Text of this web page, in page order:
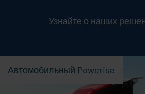
Узнайте о наших
Автомобильный Powerise